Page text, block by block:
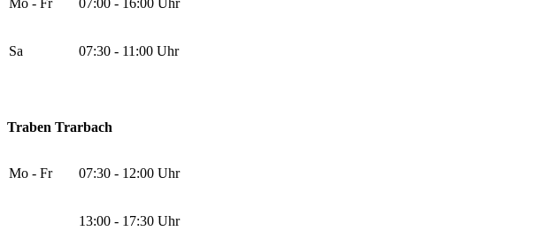
Sa 07:30 - 11:00 Uhr
Traben Trarbach
Mo - Fr 07:30 - 12:00 Uhr
13:00 - 17:30 Uhr